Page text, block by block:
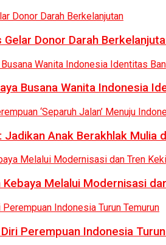
Donor Darah
Busana Wanita Indonesia
Anak Berakhlak Mulia
Melalui Modernisasi
Perempuan Indonesia